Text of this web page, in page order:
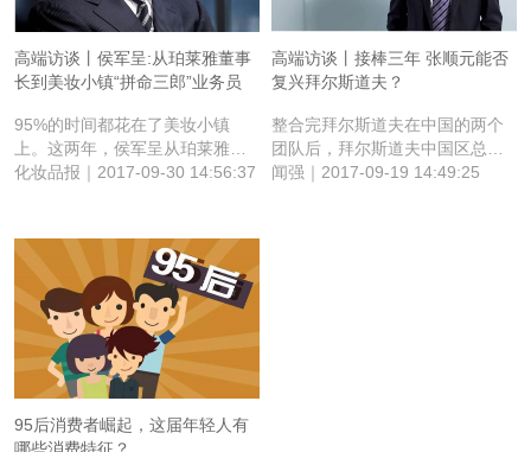
高端访谈丨侯军呈:从珀莱雅董事
长到美妆小镇“拼命三郎”业务员
95%的时间都花在了美妆小镇
上。这两年，侯军呈从珀莱雅董
事长，变成了向全世界推销中国
化妆品报｜2017-09-30 14:56:37
高端访谈丨接棒三年 张顺元能否
复兴拜尔斯道夫？
整合完拜尔斯道夫在中国的两个
团队后，拜尔斯道夫中国区总经
理张顺元又为舒蕾和妮维雅规划
闻强｜2017-09-19 14:49:25
95后消费者崛起，这届年轻人有